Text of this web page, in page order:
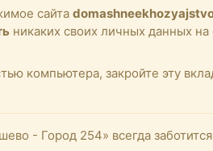
сайта
никаких своих личных данных на
компьютера, закройте эту
- Город 254» всегда